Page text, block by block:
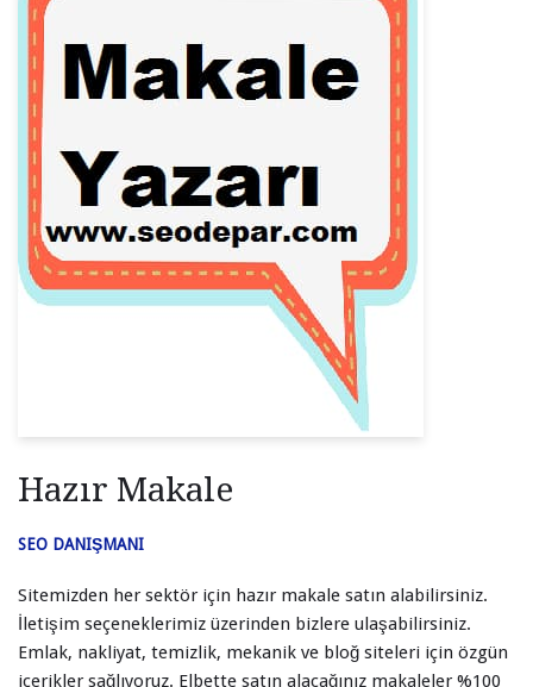
Hazır Makale
SEO DANIŞMANI
Sitemizden her sektör için hazır makale satın alabilirsiniz.
İletişim seçeneklerimiz üzerinden bizlere ulaşabilirsiniz.
Emlak, nakliyat, temizlik, mekanik ve bloğ siteleri için özgün
içerikler sağlıyoruz. Elbette satın alacağınız makaleler %100